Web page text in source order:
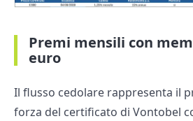
Premi mensili con
euro
Il flusso cedolare rappresenta il
forza del certificato di Vontobel